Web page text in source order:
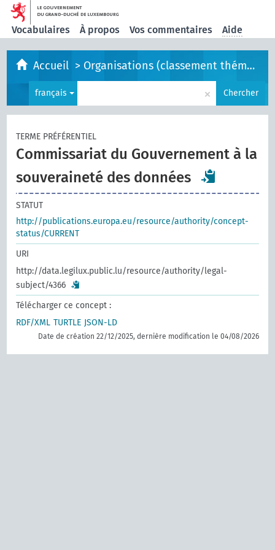
Vocabulaires À propos Vos commentaires Aide
Accueil > Organisations (classement thématique)
français × Chercher
TERME PRÉFÉRENTIEL
Commissariat du Gouvernement à la
souveraineté des données
STATUT
http://publications.europa.eu/resource/authority/concept-
status/CURRENT
URI
http://data.legilux.public.lu/resource/authority/legal-
subject/4366
Télécharger ce concept :
RDF/XML TURTLE JSON-LD
Date de création 22/12/2025, dernière modification le 04/08/2026